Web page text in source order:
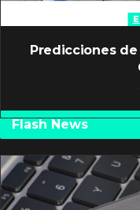
Predicciones
Flash News